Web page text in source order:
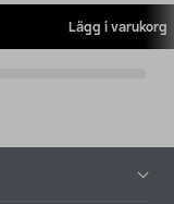
Lägg i varukorg